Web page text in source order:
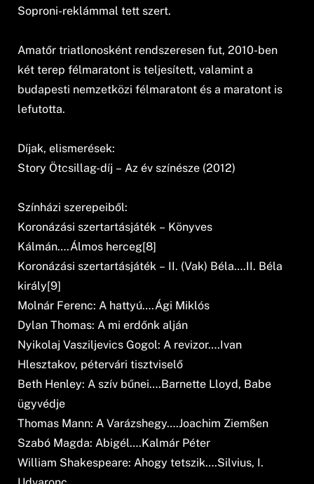
Soproni-reklámmal tett szert.
Amatőr triatlonosként rendszeresen fut, 2010-ben
két terep félmaratont is teljesített, valamint a
budapesti nemzetközi félmaratont és a maratont is
lefutotta.
Díjak, elismerések:
Story Ötcsillag-díj – Az év színésze (2012)
Színházi szerepeiből:
Koronázási szertartásjáték – Könyves
Kálmán….Álmos herceg[8]
Koronázási szertartásjáték – II. (Vak) Béla….II. Béla
király[9]
Molnár Ferenc: A hattyú….Ági Miklós
Dylan Thomas: A mi erdőnk alján
Nyikolaj Vasziljevics Gogol: A revizor….Ivan
Hlesztakov, pétervári tisztviselő
Beth Henley: A szív bűnei….Barnette Lloyd, Babe
ügyvédje
Thomas Mann: A Varázshegy….Joachim Ziemßen
Szabó Magda: Abigél….Kalmár Péter
William Shakespeare: Ahogy tetszik….Silvius, I.